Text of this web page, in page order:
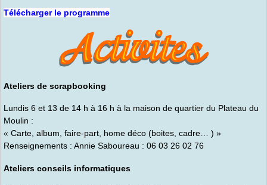
Télécharger le programme
Ateliers de scrapbooking
Lundis 6 et 13 de 14 h à 16 h à la maison de quartier du Plateau du
Moulin :
« Carte, album, faire-part, home déco (boites, cadre… ) »
Renseignements : Annie Saboureau : 06 03 26 02 76
Ateliers conseils informatiques